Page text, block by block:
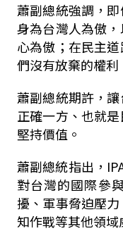
蕭副總統強調，
身為台灣人為傲
心為傲；在民主
們沒有放棄的權利
蕭副總統期許，
正確一方、也就
堅持價值。
蕭副總統指出，
對台灣的國際參
擾、軍事脅迫壓
知作戰等其他領域